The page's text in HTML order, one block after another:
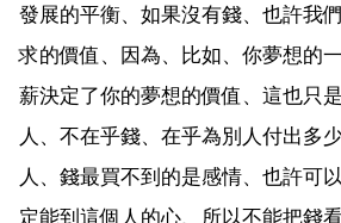
發展的平衡、如果沒有錢、也許我
求的價值、因為、比如、你夢想的
薪決定了你的夢想的價值、這也只
人、不在乎錢、在乎為別人付出多
人、錢最買不到的是感情、也許可
定能到這個人的心、所以不能把錢